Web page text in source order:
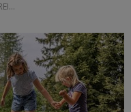
BIS 22. DEZEMBER 2026 (MIT AUFPREIS AM FREITAG UND SAMSTAG)